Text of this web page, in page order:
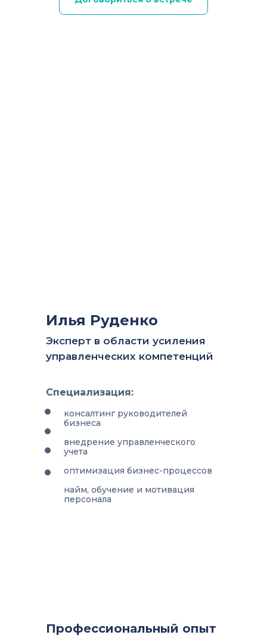
Профессиональный опыт
Илья Руденко
Эксперт в области усиления
управленческих компетенций
Специализация:
консалтинг руководителей
бизнеса
внедрение управленческого
учета
оптимизация бизнес-процессов
найм, обучение и мотивация
персонала